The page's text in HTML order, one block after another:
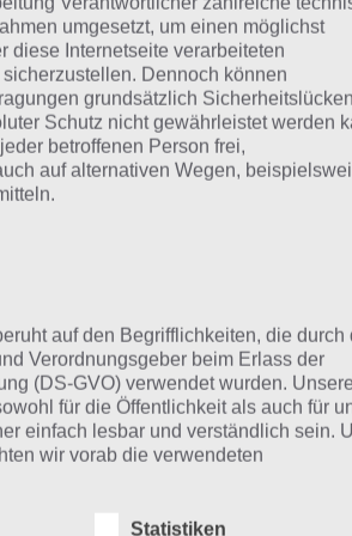
das tägliche Bonus Rätsel am
dieses eigentlich und was gibt es
Zu bestimmten Lösungen
Jahreszeiten und bildet den
seine bunten Farben, das Fallen
umgesetzt, um einen möglichst
diese Internetseite verarbeiteten
Dennoch können
grundsätzlich Sicherheitslücken
Schutz nicht gewährleistet werden
betroffenen Person frei,
auf alternativen Wegen,
auf den Begrifflichkeiten, die durch
Verordnungsgeber beim Erlass der
(DS-GVO) verwendet wurden. Unsere
für die Öffentlichkeit als auch für
einfach lesbar und verständlich sein.
wir vorab die verwendeten
unter anderem die
Statistiken